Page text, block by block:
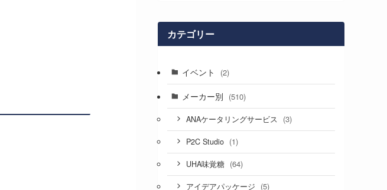
カテゴリー
イベント (2)
メーカー別 (510)
ANAケータリングサービス (3)
P2C Studio (1)
UHA味覚糖 (64)
アイデアパッケージ (5)